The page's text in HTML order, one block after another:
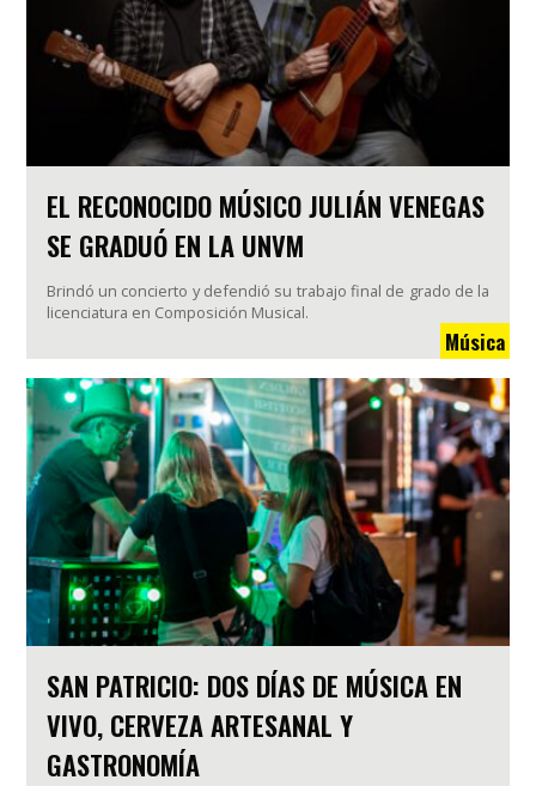
EL RECONOCIDO MÚSICO JULIÁN VENEGAS
SE GRADUÓ EN LA UNVM
Brindó un concierto y defendió su trabajo final de grado de la
licenciatura en Composición Musical.
Música
SAN PATRICIO: DOS DÍAS DE MÚSICA EN
VIVO, CERVEZA ARTESANAL Y
GASTRONOMÍA